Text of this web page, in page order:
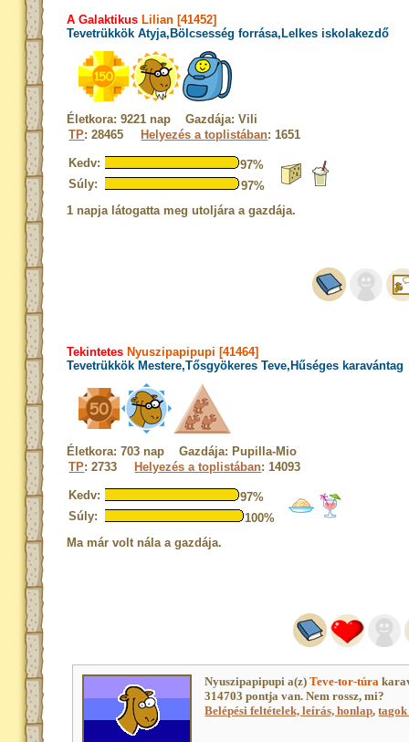
A Galaktikus Lilian [41452]
Tevetrükkök Atyja,Bölcsesség forrása,Lelkes iskolakezdő
Életkora: 9221 nap Gazdája: Vili
TP: 28465 Helyezés a toplistában: 1651
Kedv:
97%
Súly:
97%
1 napja látogatta meg utoljára a gazdája.
Tekintetes Nyuszipapipupi [41464]
Tevetrükkök Mestere,Tősgyökeres Teve,Hűséges karavántag
Életkora: 703 nap Gazdája: Pupilla-Mio
TP: 2733 Helyezés a toplistában: 14093
Kedv:
97%
Súly:
100%
Ma már volt nála a gazdája.
Nyuszipapipupi a(z)Teve-tor-túra
314703 pontja van. Nem rossz, mi?
Belépési feltételek, leírás, honlap,